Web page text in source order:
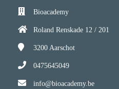
Bioacademy
Roland Renskade 12 / 201
3200 Aarschot
0475645049
info@bioacademy.be